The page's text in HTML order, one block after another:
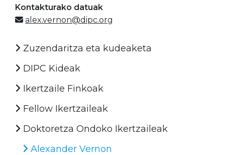
Kontakturako datuak
alex.vernon@dipc.org
Zuzendaritza eta kudeaketa
DIPC Kideak
Ikertzaile Finkoak
Fellow Ikertzaileak
Doktoretza Ondoko Ikertzaileak
Alexander Vernon